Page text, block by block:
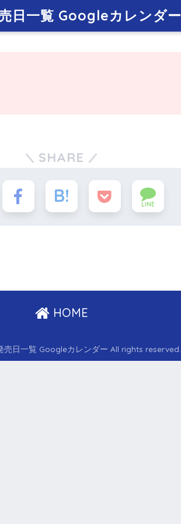
日一覧 Googleカレンダー
SHARE
LINE
HOME
売日一覧 Googleカレンダー All rights reserved.